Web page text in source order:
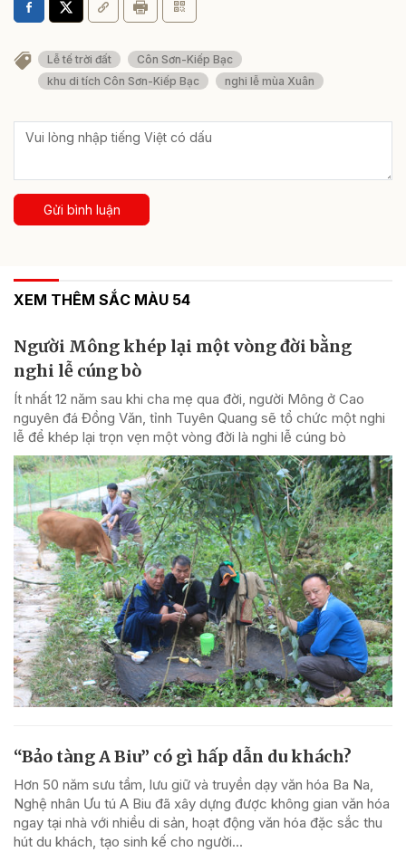
Lễ tế trời đất
Côn Sơn-Kiếp Bạc
khu di tích Côn Sơn-Kiếp Bạc
nghi lễ mùa Xuân
Gửi bình luận
XEM THÊM SẮC MÀU 54
Người Mông khép lại một vòng đời bằng
nghi lễ cúng bò
Ít nhất 12 năm sau khi cha mẹ qua đời, người Mông ở Cao
nguyên đá Đồng Văn, tỉnh Tuyên Quang sẽ tổ chức một nghi
lễ để khép lại trọn vẹn một vòng đời là nghi lễ cúng bò
“Bảo tàng A Biu” có gì hấp dẫn du khách?
Hơn 50 năm sưu tầm, lưu giữ và truyền dạy văn hóa Ba Na,
Nghệ nhân Ưu tú A Biu đã xây dựng được không gian văn hóa
ngay tại nhà với nhiều di sản, hoạt động văn hóa đặc sắc thu
hút du khách, tạo sinh kế cho người...